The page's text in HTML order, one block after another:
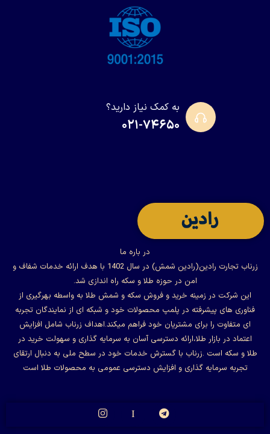
به کمک نیاز دارید؟
۰۲۱-۷۴۶۵۰
در باره ما
زرناب تجارت رادین(رادین شمش) در سال 1402 با هدف ارائه خدمات شفاف و
امن در حوزه طلا و سکه راه اندازی شد.
این شرکت در زمینه خرید و فروش سکه و شمش طلا به واسطه بهرگیری از
فناوری های پیشرفته در پلمپ محصولات خود و شبکه ای از نمایندگان تجربه
ای متفاوت را برای مشتریان خود فراهم میکند.اهداف زرناب شامل افزایش
اعتماد در بازار طلا،ارائه دسترسی آسان به سرمایه گذاری و سهولت خرید در
طلا و سکه است .زرناب با گسترش خدمات خود در سطح ملی به دنبال ارتقای
تجربه سرمایه گذاری و افزایش دسترسی عمومی به محصولات طلا است